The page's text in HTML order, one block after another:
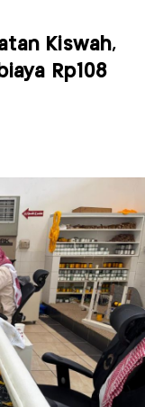
Kiswah,
Rp108